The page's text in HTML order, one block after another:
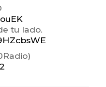
tu lado.